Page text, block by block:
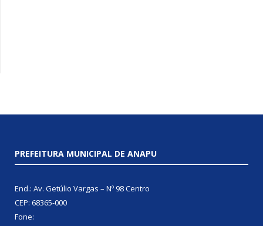
PREFEITURA MUNICIPAL DE ANAPU
End.: Av. Getúlio Vargas – Nº 98 Centro
CEP: 68365-000
Fone: